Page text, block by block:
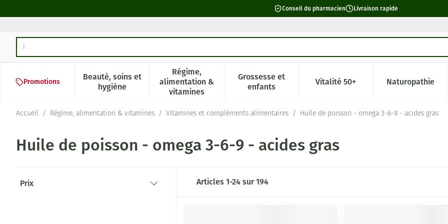
Conseil du pharmacien Livraison rapide
Rechercher
Promotions
Beauté, soins et
hygièneAfficher le sous-menu pour la catégorie Beauté, soins et hygiène
Régime,
alimentation &
vitamines
Afficher le sous-menu pour la catégorie Régime, alimentation &
Grossesse et
enfantsAfficher le sous-menu pour la catégorie Grossesse
Vitalité 50+Afficher le sous-menu pour la
Naturopathie
Afficher le
Accueil / Régime, alimentation & vitamines / Vitamines et compléments alimentaires / Huile de poisson - omega 3-6-9 - acides gras
Huile de poisson - omega 3-6-9 - acides gras
Prix
Articles 1-24 sur194